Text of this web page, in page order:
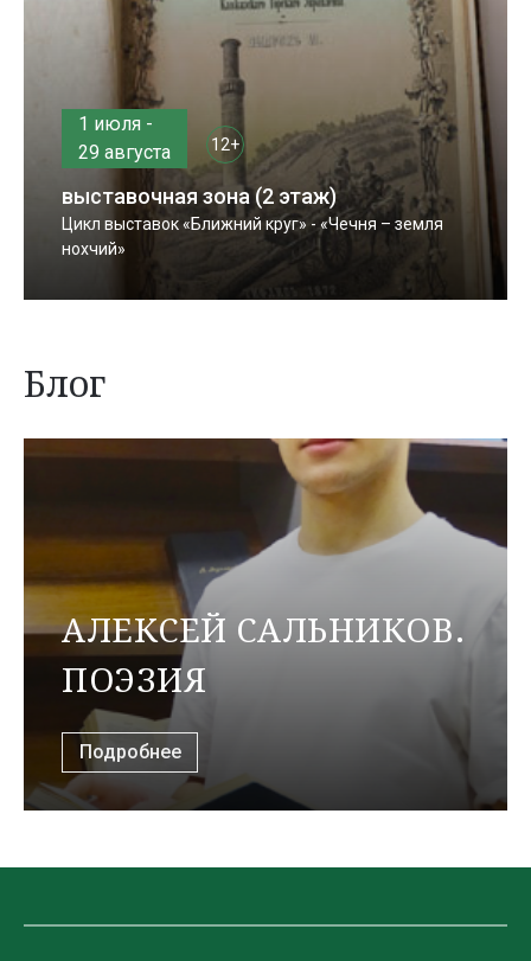
1 июля -
29 августа
12+
выставочная зона (2 этаж)
Цикл выставок «Ближний круг» - «Чечня – земля
нохчий»
Блог
АЛЕКСЕЙ САЛЬНИКОВ.
ПОЭЗИЯ
Подробнее